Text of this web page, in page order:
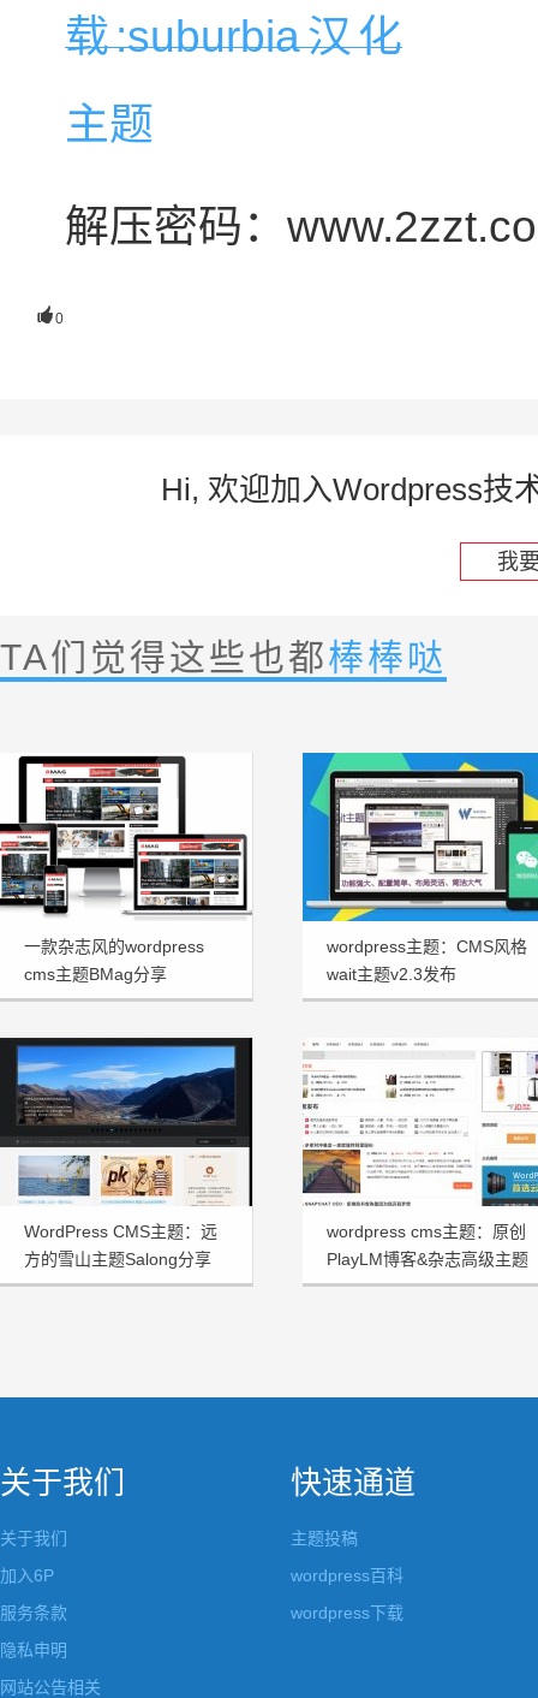
解压密码：
0
Hi, 欢迎加入Wordpress技
我
TA们觉得这些也都棒棒哒
一款杂志风的wordpress
cms主题BMag分享
wordpress主题：CMS风格
wait主题v2.3发布
WordPress CMS主题：远
方的雪山主题Salong分享
wordpress cms主题：原创
PlayLM博客&杂志高级主题
关于我们
关于我们
加入6P
服务条款
隐私申明
网站公告相关
快速通道
主题投稿
wordpress百科
wordpress下载